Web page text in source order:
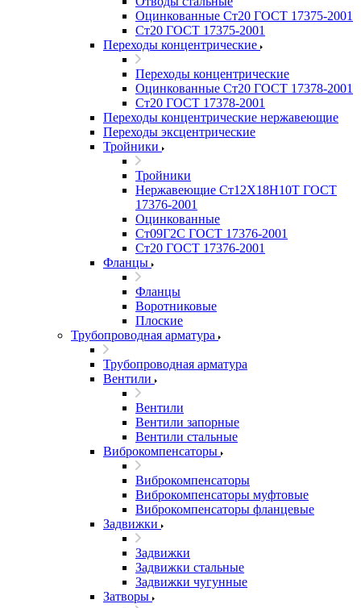
Оцинкованные Ст20 ГОСТ 17375-2001
Ст20 ГОСТ 17375-2001
Переходы концентрические
Переходы концентрические
Оцинкованные Ст20 ГОСТ 17378-2001
Ст20 ГОСТ 17378-2001
Переходы концентрические нержавеющие
Переходы эксцентрические
Тройники
Тройники
Нержавеющие Ст12Х18Н10Т ГОСТ
17376-2001
Оцинкованные
Ст09Г2С ГОСТ 17376-2001
Ст20 ГОСТ 17376-2001
Фланцы
Фланцы
Воротниковые
Плоские
Трубопроводная арматура
Трубопроводная арматура
Вентили
Вентили
Вентили запорные
Вентили стальные
Виброкомпенсаторы
Виброкомпенсаторы
Виброкомпенсаторы муфтовые
Виброкомпенсаторы фланцевые
Задвижки
Задвижки
Задвижки стальные
Задвижки чугунные
Затворы